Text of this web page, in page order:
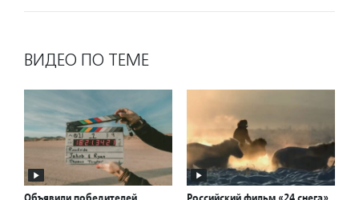
ВИДЕО ПО ТЕМЕ